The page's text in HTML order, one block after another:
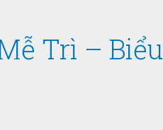
Trì – Biểu